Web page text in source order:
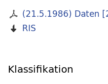
(21.5.1986) Daten [
RIS
Klassifikation